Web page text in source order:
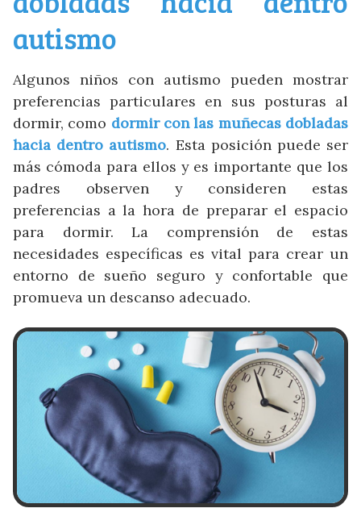
autismo
Algunos niños con autismo pueden mostrar
preferencias particulares en sus posturas al
dormir, como dormir con las muñecas dobladas
hacia dentro autismo. Esta posición puede ser
más cómoda para ellos y es importante que los
padres observen y consideren estas
preferencias a la hora de preparar el espacio
para dormir. La comprensión de estas
necesidades específicas es vital para crear un
entorno de sueño seguro y confortable que
promueva un descanso adecuado.
CERRAR